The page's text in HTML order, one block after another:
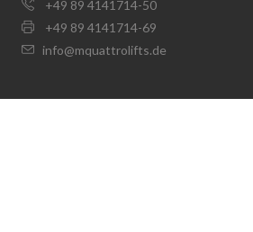
+49 89 4141714-50
+49 89 4141714-69
info@mquattrolifts.de